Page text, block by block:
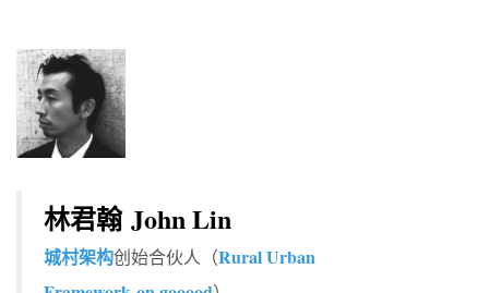
林君翰 John Lin
城村架构创始合伙人（Rural Urban